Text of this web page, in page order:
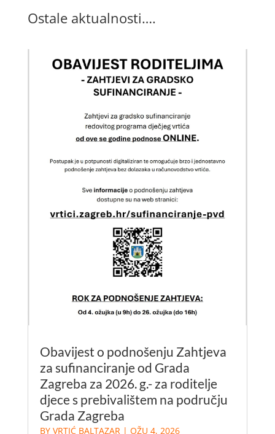
Ostale aktualnosti….
Obavijest o podnošenju Zahtjeva
za sufinanciranje od Grada
Zagreba za 2026. g.- za roditelje
djece s prebivalištem na području
Grada Zagreba
BY VRTIĆ BALTAZAR| OŽU 4, 2026